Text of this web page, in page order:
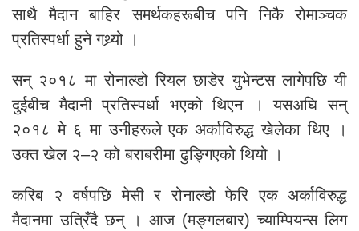
साथै मैदान बाहिर समर्थकहरूबीच पनि निकै रोमाञ्चक
प्रतिस्पर्धा हुने गथ्र्यो ।
सन् २०१८ मा रोनाल्डो रियल छाडेर युभेन्टस लागेपछि यी
दुईबीच मैदानी प्रतिस्पर्धा भएको थिएन । यसअघि सन्
२०१८ मे ६ मा उनीहरूले एक अर्काविरुद्ध खेलेका थिए ।
उक्त खेल २–२ को बराबरीमा ढुङ्गिएको थियो ।
करिब २ वर्षपछि मेसी र रोनाल्डो फेरि एक अर्काविरुद्ध
मैदानमा उत्रिँदै छन् । आज (मङ्गलबार) च्याम्पियन्स लिग